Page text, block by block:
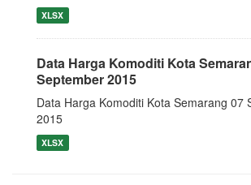
XLSX
Data Harga Komoditi Kota
September 2015
Data Harga Komoditi Kota Semarang 07
2015
XLSX